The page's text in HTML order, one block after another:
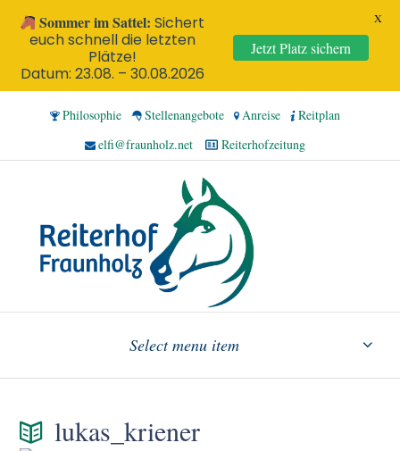
Philosophie Stellenangebote Anreise
Reitplan
elfi@fraunholz.net
Reiterhofzeitung
Select menu item
lukas_kriener
Sommer im Sattel:Sichert
euch schnell die letzten
Plätze!
Datum: 23.08. – 30.08.2026
Jetzt Platz sichern
X